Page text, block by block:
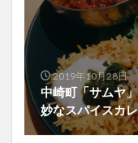
2019年10月28日
中崎町「サムヤ
妙なスパイスカ